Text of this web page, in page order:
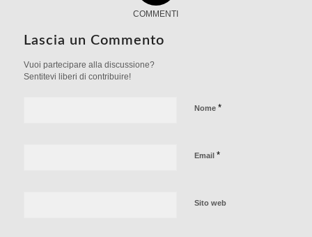
COMMENTI
Lascia un Commento
Vuoi partecipare alla discussione?
Sentitevi liberi di contribuire!
Nome *
Email *
Sito web